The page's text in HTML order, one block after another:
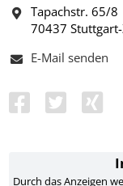
Tapachstr. 65/8
70437
E-Mail senden